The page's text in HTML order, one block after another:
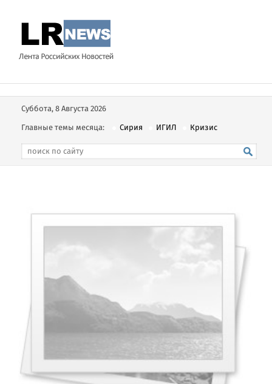
Суббота, 8 Августа 2026
Главные темы месяца:
Сирия ИГИЛ Кризис